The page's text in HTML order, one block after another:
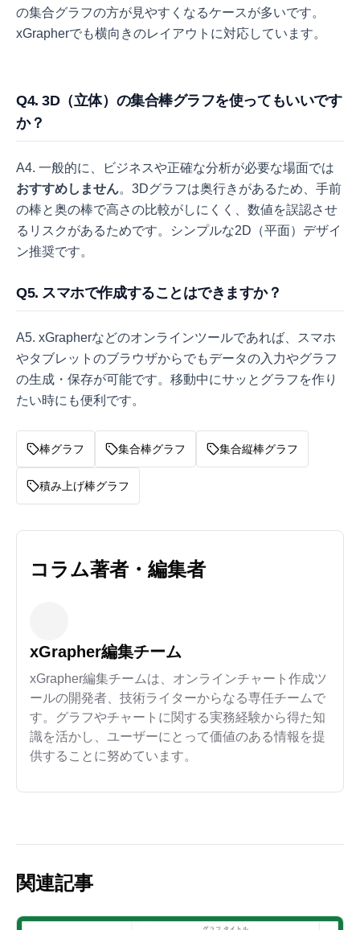
の集合グラフの方が見やすくなるケースが多いです。
xGrapherでも横向きのレイアウトに対応しています。
Q4. 3D（立体）の集合棒グラフを使ってもいいです
か？
A4. 一般的に、ビジネスや正確な分析が必要な場面では
おすすめしません。3Dグラフは奥行きがあるため、手前
の棒と奥の棒で高さの比較がしにくく、数値を誤認させ
るリスクがあるためです。シンプルな2D（平面）デザイ
ン推奨です。
Q5. スマホで作成することはできますか？
A5. xGrapherなどのオンラインツールであれば、スマホ
やタブレットのブラウザからでもデータの入力やグラフ
の生成・保存が可能です。移動中にサッとグラフを作り
たい時にも便利です。
棒グラフ 集合棒グラフ 集合縦棒グラフ
積み上げ棒グラフ
コラム著者・編集者
xGrapher編集チーム
xGrapher編集チームは、オンラインチャート作成ツ
ールの開発者、技術ライターからなる専任チームで
す。グラフやチャートに関する実務経験から得た知
識を活かし、ユーザーにとって価値のある情報を提
供することに努めています。
関連記事